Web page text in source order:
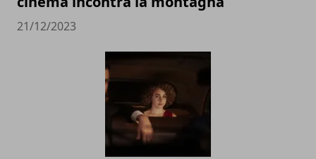
21/12/2023